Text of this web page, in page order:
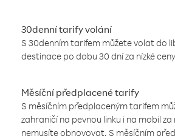
30denní tarify volání
S 30denním tarifem můžete volat do
destinace po dobu 30 dní za nízké
Měsíční předplacené tarify
S měsíčním předplaceným tarifem
zahraničí na pevnou linku i na mobil za
nemusíte obnovovat. S měsíčním